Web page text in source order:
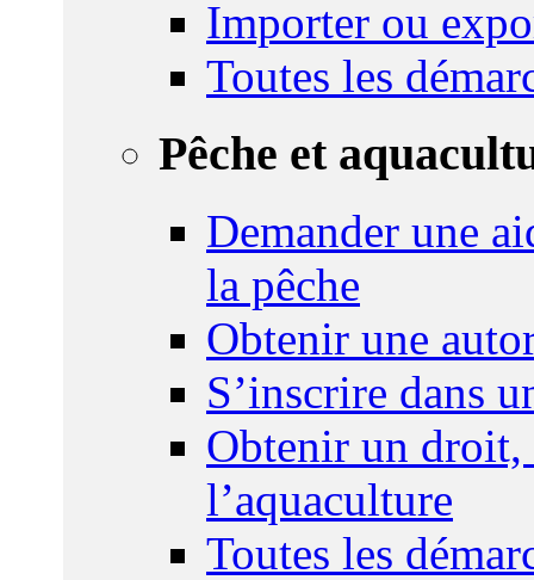
Importer ou
Toutes les
Pêche et
Demander une
la pêche
Obtenir une
S’inscrire dans
Obtenir un droit,
l’aquaculture
Toutes les